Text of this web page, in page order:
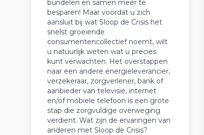
bundelen en samen meer te
besparen! Maar voordat u zich
aansluit bij wat Sloop de Crisis het
snelst groeiende
consumentencollectief noemt, wilt
u natuurlijk weten wat u precies
kunt verwachten. Het overstappen
naar een andere energieleverancier,
verzekeraar, zorgverlener, bank of
aanbieder van televisie, internet
en/of mobiele telefoon is een grote
stap die zorgvuldige overweging
verdient. Wat zijn de ervaringen van
anderen met Sloop de Crisis?